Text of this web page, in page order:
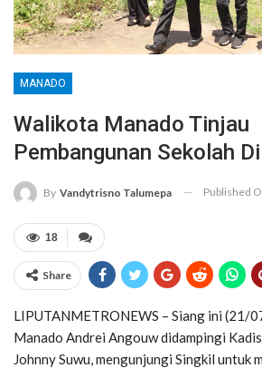
MANADO
Walikota Manado Tinjau
Pembangunan Sekolah
By Vandytrisno Talumepa Published
18
Share
LIPUTANMETRONEWS – Siang ini (21/
Manado Andrei Angouw didampingi
Johnny Suwu, mengunjungi Singkil untuk